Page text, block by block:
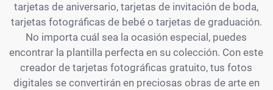
tarjetas de aniversario, tarjetas de invitación de boda,
tarjetas fotográficas de bebé o tarjetas de graduación.
No importa cuál sea la ocasión especial, puedes
encontrar la plantilla perfecta en su colección. Con este
creador de tarjetas fotográficas gratuito, tus fotos
digitales se convertirán en preciosas obras de arte en